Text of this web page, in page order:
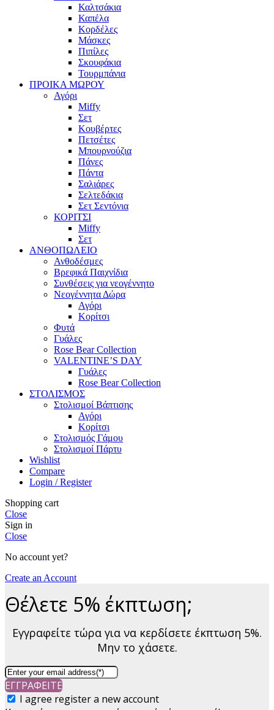
Καλτσάκια
Καπέλα
Κορδέλες
Μάσκες
Πιπίλες
Σκουφάκια
Τουρμπάνια
ΠΡΟΙΚΑ ΜΩΡΟΥ
Αγόρι
Miffy
Σετ
Κουβέρτες
Πετσέτες
Μπουρνούζια
Πάνες
Πάντα
Σαλιάρες
Σελτεδάκια
Σετ Σεντόνια
ΚΟΡΙΤΣΙ
Miffy
Σετ
ΑΝΘΟΠΩΛΕΙΟ
Ανθοδέσμες
Βρεφικά Παιχνίδια
Συνθέσεις για νεογέννητο
Νεογέννητα Δώρα
Αγόρι
Κορίτσι
Φυτά
Γυάλες
Rose Bear Collection
VALENTINE’S DAY
Γυάλες
Rose Bear Collection
ΣΤΟΛΙΣΜΟΣ
Στολισμοί Βάπτισης
Αγόρι
Κορίτσι
Στολισμός Γάμου
Στολισμοί Πάρτυ
Wishlist
Compare
Login / Register
Shopping cart
Close
Sign in
Close
No account yet?
Create an Account
Θέλετε 5% έκπτωση;
Εγγραφείτε τώρα για να κερδίσετε έκπτωση 5%.
Μην το χάσετε.
ΕΓΓΡΑΦΕΙΤΕ
I agree register a new account